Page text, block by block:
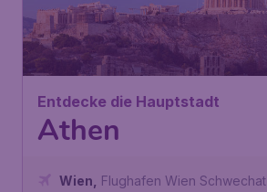
Entdecke die Hauptstadt
Athen
Wien
Flughafen Wien Schwechat